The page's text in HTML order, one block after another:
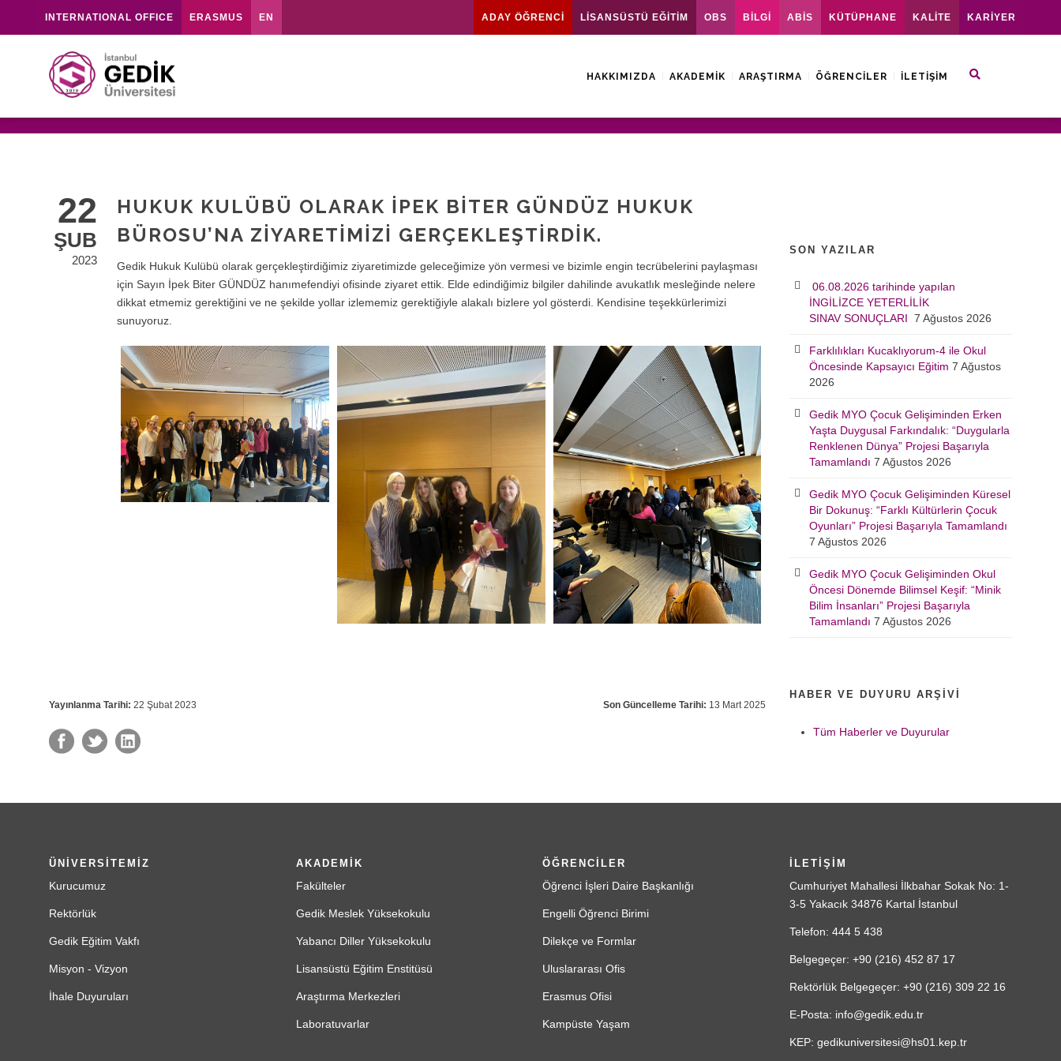
INTERNATIONAL OFFICE ERASMUS EN ADAY ÖĞRENCİ LİSANSÜSTÜ EĞİTİM OBS BİLGİ ABİS KÜTÜPHANE KALİTE KARİYER
HAKKIMIZDA AKADEMIK ARAŞTIRMA ÖĞRENCILER İLETIŞIM
22
ŞUB
2023
HUKUK KULÜBÜ OLARAK İPEK BİTER GÜNDÜZ HUKUK
BÜROSU’NA ZİYARETİMİZİ GERÇEKLEŞTİRDİK.
Gedik Hukuk Kulübü olarak gerçekleştirdiğimiz ziyaretimizde geleceğimize yön vermesi ve bizimle engin tecrübelerini paylaşması
için Sayın İpek Biter GÜNDÜZ hanımefendiyi ofisinde ziyaret ettik. Elde edindiğimiz bilgiler dahilinde avukatlık mesleğinde nelere
dikkat etmemiz gerektiğini ve ne şekilde yollar izlememiz gerektiğiyle alakalı bizlere yol gösterdi. Kendisine teşekkürlerimizi
sunuyoruz.
Yayınlanma Tarihi: 22 Şubat 2023 Son Güncelleme Tarihi: 13 Mart 2025
SON YAZILAR
06.08.2026 tarihinde yapılan
İNGİLİZCE YETERLİLİK
SINAV SONUÇLARI 7 Ağustos 2026
Farklılıkları Kucaklıyorum-4 ile Okul
Öncesinde Kapsayıcı Eğitim 7 Ağustos
2026
Gedik MYO Çocuk Gelişiminden Erken
Yaşta Duygusal Farkındalık: “Duygularla
Renklenen Dünya” Projesi Başarıyla
Tamamlandı 7 Ağustos 2026
Gedik MYO Çocuk Gelişiminden Küresel
Bir Dokunuş: “Farklı Kültürlerin Çocuk
Oyunları” Projesi Başarıyla Tamamlandı
7 Ağustos 2026
Gedik MYO Çocuk Gelişiminden Okul
Öncesi Dönemde Bilimsel Keşif: “Minik
Bilim İnsanları” Projesi Başarıyla
Tamamlandı 7 Ağustos 2026
HABER VE DUYURU ARŞIVI
Tüm Haberler ve Duyurular
ÜNİVERSİTEMİZ
Kurucumuz
Rektörlük
Gedik Eğitim Vakfı
Misyon - Vizyon
İhale Duyuruları
AKADEMİK
Fakülteler
Gedik Meslek Yüksekokulu
Yabancı Diller Yüksekokulu
Lisansüstü Eğitim Enstitüsü
Araştırma Merkezleri
Laboratuvarlar
ÖĞRENCİLER
Öğrenci İşleri Daire Başkanlığı
Engelli Öğrenci Birimi
Dilekçe ve Formlar
Uluslararası Ofis
Erasmus Ofisi
Kampüste Yaşam
İLETİŞİM
Cumhuriyet Mahallesi İlkbahar Sokak No: 1-
3-5 Yakacık 34876 Kartal İstanbul
Telefon: 444 5 438
Belgegeçer: +90 (216) 452 87 17
Rektörlük Belgegeçer: +90 (216) 309 22 16
E-Posta: info@gedik.edu.tr
KEP: gedikuniversitesi@hs01.kep.tr